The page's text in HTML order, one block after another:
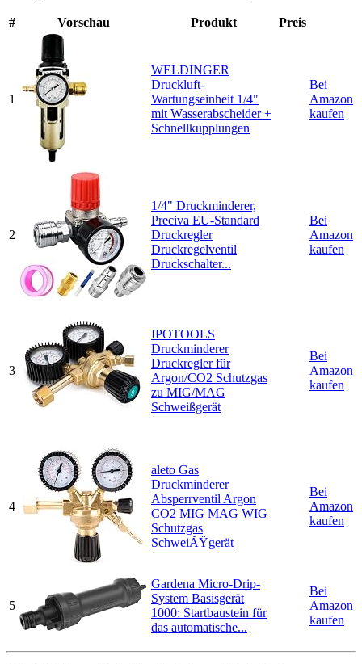
# Vorschau Produkt Preis
1
WELDINGER
Druckluft-
Wartungseinheit 1/4"
mit Wasserabscheider +
Schnellkupplungen
Bei
Amazon
kaufen
2
1/4" Druckminderer,
Preciva EU-Standard
Druckregler
Druckregelventil
Druckschalter...
Bei
Amazon
kaufen
3
IPOTOOLS
Druckminderer
Druckregler für
Argon/CO2 Schutzgas
zu MIG/MAG
Schweißgerät
Bei
Amazon
kaufen
4
aleto Gas
Druckminderer
Absperrventil Argon
CO2 MIG MAG WIG
Schutzgas
SchweiÃŸgerät
Bei
Amazon
kaufen
5
Gardena Micro-Drip-
System Basisgerät
1000: Startbaustein für
das automatische...
Bei
Amazon
kaufen